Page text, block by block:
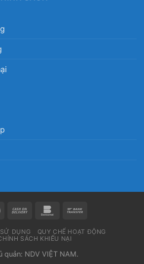
DỤNG
QUY CHẾ HOẠT ĐỘNG
SÁCH KHIẾU NẠI
quản: NDV VIỆT NAM.